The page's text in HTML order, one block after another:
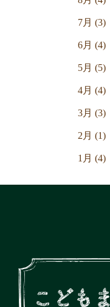
7月 (3)
6月 (4)
5月 (5)
4月 (4)
3月 (3)
2月 (1)
1月 (4)